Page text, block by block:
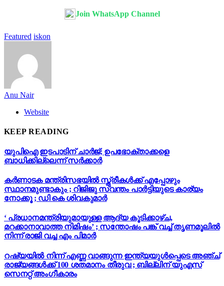
Join WhatsApp Channel
Featured iskon
Anu Nair
Website
KEEP READING
യുപിഐ ഇടപാടിന് ചാര്‍ജ്; ഉപഭോക്താക്കളെ
ബാധിക്കില്ലെന്ന് സർക്കാർ
കർണാടക മന്ത്രിസഭയിൽ സ്ത്രീകൾക്ക് എപ്പോഴും
സ്ഥാനമുണ്ടാകും ; റിജിജു സ്വന്തം പാർട്ടിയുടെ കാര്യം
നോക്കൂ ; ഡി കെ ശിവകുമാർ
‘ പ്രധാനമന്ത്രിയുമായുള്ള ആദ്യ കൂടിക്കാഴ്ച,
മറക്കാനാവാത്ത നിമിഷം’ ; സന്തോഷം പങ്ക് വച്ച് തൃണമൂലിൽ
നിന്ന് രാജി വച്ച എം പിമാർ
റഷ്യയിൽ നിന്ന് എണ്ണ വാങ്ങുന്ന ഇന്ത്യയുൾപ്പെടെ അഞ്ച്
രാജ്യങ്ങൾക്ക് 100 ശതമാനം തീരുവ ; ബില്ലിന് യുഎസ്
സെനറ്റ് അംഗീകാരം